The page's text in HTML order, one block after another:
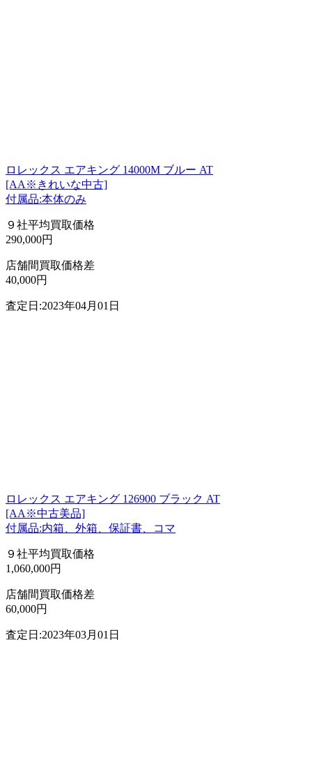
ロレックス エアキング 14000M ブルー AT
[AA※きれいな中古]
付属品:本体のみ
９社平均買取価格
290,000円
店舗間買取価格差
40,000円
査定日:2023年04月01日
ロレックス エアキング 126900 ブラック AT
[AA※中古美品]
付属品:内箱、外箱、保証書、コマ
９社平均買取価格
1,060,000円
店舗間買取価格差
60,000円
査定日:2023年03月01日